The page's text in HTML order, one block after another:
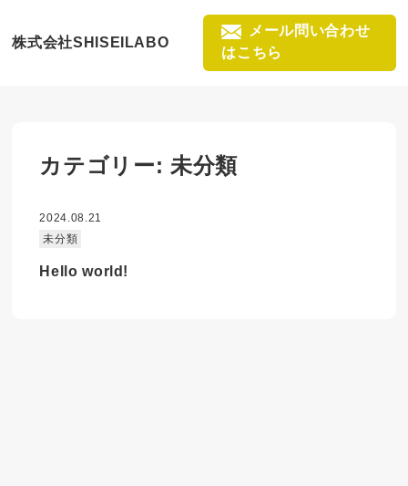
株式会社SHISEILABO
メール問い合わせ
はこちら
カテゴリー: 未分類
2024.08.21
未分類
Hello world!